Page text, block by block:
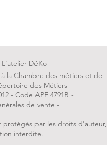
DéKo
la Chambre des métiers et de
des Métiers
- Code APE 4791B -
de vente -
protégés par les droits d'auteur,
interdite.